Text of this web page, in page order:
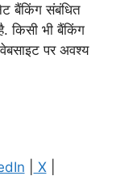
बैंकिंग संबंधित
किसी भी बैंकिंग
पर अवश्य
X|